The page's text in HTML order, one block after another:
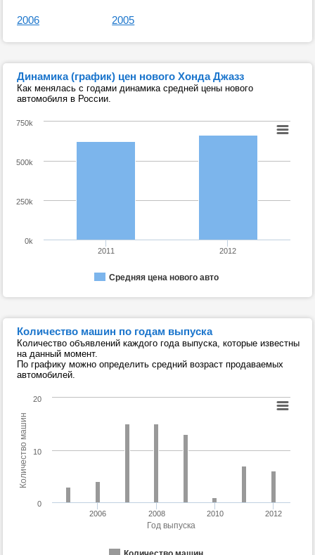
2006 2005
Динамика (график) цен нового Хонда Джазз
Как менялась с годами динамика средней цены нового
автомобиля в России.
Средняя цена нового авто
2011 2012
0k
250k
500k
750k
Количество машин по годам выпуска
Количество объявлений каждого года выпуска, которые известны
на данный момент.
По графику можно определить средний возраст продаваемых
автомобилей.
Год выпуска
Количество машин
2006 2008 2010 2012
0
10
20